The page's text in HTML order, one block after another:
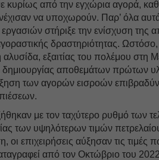
κυρίως από την εγχώρια αγορά,
να υποχωρούν. Παρ’ όλα
στήριξε την ενίσχυση της
δραστηριότητας. Ωστόσο,
αλυσίδα, εξαιτίας του πολέμου στη
δημιουργίας αποθεμάτων πρώτων
των αγορών εισροών
με τον ταχύτερο ρυθμό των
των υψηλότερων τιμών
επιχειρήσεις αύξησαν τις τιμές
από τον Οκτώβριο του